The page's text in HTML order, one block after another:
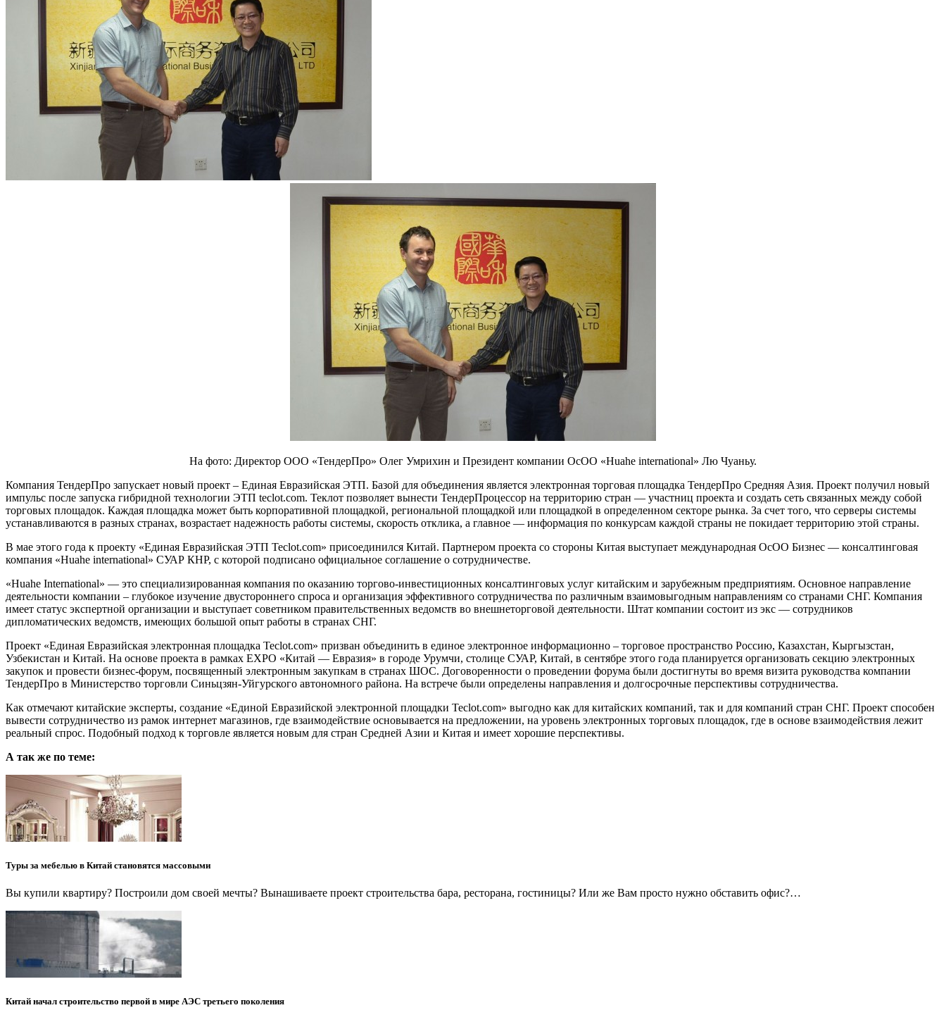
На фото: Директор ООО «ТендерПро» Олег Умрихин и Президент компании ОсОО «Huahe international» Лю Чуаньу.
Компания ТендерПро запускает новый проект – Единая Евразийская ЭТП. Базой для объединения является электронная торговая площадка ТендерПро Средняя Азия. Проект получил новый
импульс после запуска гибридной технологии ЭТП teclot.com. Теклот позволяет вынести ТендерПроцессор на территорию стран — участниц проекта и создать сеть связанных между собой
торговых площадок. Каждая площадка может быть корпоративной площадкой, региональной площадкой или площадкой в определенном секторе рынка. За счет того, что серверы системы
устанавливаются в разных странах, возрастает надежность работы системы, скорость отклика, а главное — информация по конкурсам каждой страны не покидает территорию этой страны.
В мае этого года к проекту «Единая Евразийская ЭТП Teclot.com» присоединился Китай. Партнером проекта со стороны Китая выступает международная ОсОО Бизнес — консалтинговая
компания «Huahe international» СУАР КНР, с которой подписано официальное соглашение о сотрудничестве.
«Huahe International» — это специализированная компания по оказанию торгово-инвестиционных консалтинговых услуг китайским и зарубежным предприятиям. Основное направление
деятельности компании – глубокое изучение двустороннего спроса и организация эффективного сотрудничества по различным взаимовыгодным направлениям со странами СНГ. Компания
имеет статус экспертной организации и выступает советником правительственных ведомств во внешнеторговой деятельности. Штат компании состоит из экс — сотрудников
дипломатических ведомств, имеющих большой опыт работы в странах СНГ.
Проект «Единая Евразийская электронная площадка Teclot.com» призван объединить в единое электронное информационно – торговое пространство Россию, Казахстан, Кыргызстан,
Узбекистан и Китай. На основе проекта в рамках EXPO «Китай — Евразия» в городе Урумчи, столице СУАР, Китай, в сентябре этого года планируется организовать секцию электронных
закупок и провести бизнес-форум, посвященный электронным закупкам в странах ШОС. Договоренности о проведении форума были достигнуты во время визита руководства компании
ТендерПро в Министерство торговли Синьцзян-Уйгурского автономного района. На встрече были определены направления и долгосрочные перспективы сотрудничества.
Как отмечают китайские эксперты, создание «Единой Евразийской электронной площадки Teclot.com» выгодно как для китайских компаний, так и для компаний стран СНГ. Проект способен
вывести сотрудничество из рамок интернет магазинов, где взаимодействие основывается на предложении, на уровень электронных торговых площадок, где в основе взаимодействия лежит
реальный спрос. Подобный подход к торговле является новым для стран Средней Азии и Китая и имеет хорошие перспективы.
А так же по теме:
Туры за мебелью в Китай становятся массовыми
Вы купили квартиру? Построили дом своей мечты? Вынашиваете проект строительства бара, ресторана, гостиницы? Или же Вам просто нужно обставить офис?…
Китай начал строительство первой в мире АЭС третьего поколения